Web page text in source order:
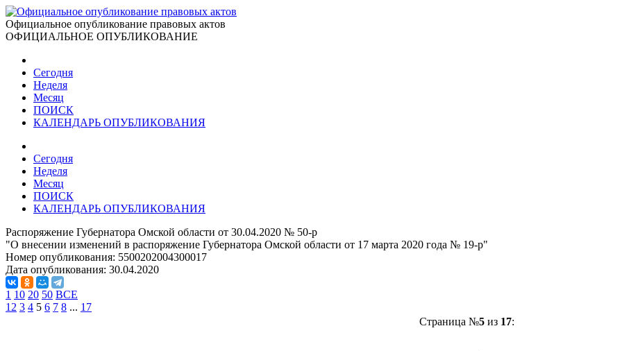
Официальное опубликование правовых актов
ОФИЦИАЛЬНОЕ ОПУБЛИКОВАНИЕ
Сегодня
Неделя
Месяц
ПОИСК
КАЛЕНДАРЬ ОПУБЛИКОВАНИЯ
Сегодня
Неделя
Месяц
ПОИСК
КАЛЕНДАРЬ ОПУБЛИКОВАНИЯ
Распоряжение Губернатора Омской области от 30.04.2020 № 50-р
"О внесении изменений в распоряжение Губернатора Омской области от 17 марта 2020 года № 19-р"
Номер опубликования: 5500202004300017
Дата опубликования: 30.04.2020
1 10 20 50 ВСЕ
1 2 3 4 5 6 7 8 ... 17
Страница №5из 17: